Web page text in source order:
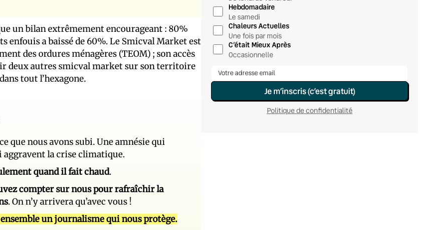
un bilan extrêmement encourageant : 80%
enfouis a baissé de 60%. Le Smicval Market est
des ordures ménagères (TEOM) ; son accès
deux autres smicval market sur son territoire
tout l’hexagone.
que nous avons subi. Une amnésie qui
aggravent la crise climatique.
quand il fait chaud.
compter sur nous pour rafraîchir la
. On n’y arrivera qu’avec vous !
un journalisme qui nous protège.
Hebdomadaire
Le samedi
Chaleurs Actuelles
Une fois par mois
C’était Mieux Après
Occasionnelle
Je m’inscris (c’est gratuit)
Politique de confidentialité